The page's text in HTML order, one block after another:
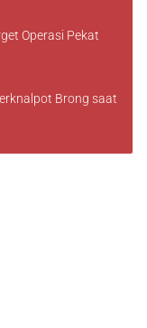
Operasi Pekat
Brong saat